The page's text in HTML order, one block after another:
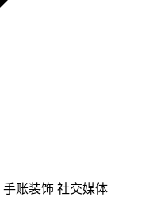
手账装饰 社交媒体